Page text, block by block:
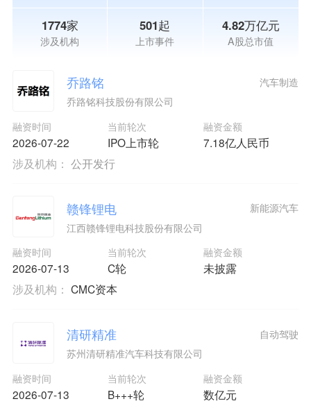
1774家
涉及机构
501起
上市事件
4.82万亿元
A股总市值
乔路铭
乔路铭科技股份有限公司
融资时间
2026-07-22
当前轮次
IPO上市轮
融资金额
7.18亿人民币
汽车制造
涉及机构： 公开发行
赣锋锂电
江西赣锋锂电科技股份有限公司
融资时间
2026-07-13
当前轮次
C轮
融资金额
未披露
新能源汽车
涉及机构： CMC资本
清研精准
苏州清研精准汽车科技有限公司
融资时间
2026-07-13
当前轮次
B+++轮
融资金额
数亿元
自动驾驶